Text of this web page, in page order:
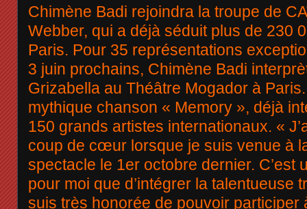
Chimène Badi rejoindra la troupe de
Webber, qui a déjà séduit plus de 230
Paris. Pour 35 représentations
3 juin prochains, Chimène Badi
Grizabella au Théâtre Mogador à
mythique chanson « Memory », déjà
150 grands artistes internationaux. «
coup de cœur lorsque je suis venue à
spectacle le 1er octobre dernier. C’est
pour moi que d’intégrer la talentueuse
suis très honorée de pouvoir participer